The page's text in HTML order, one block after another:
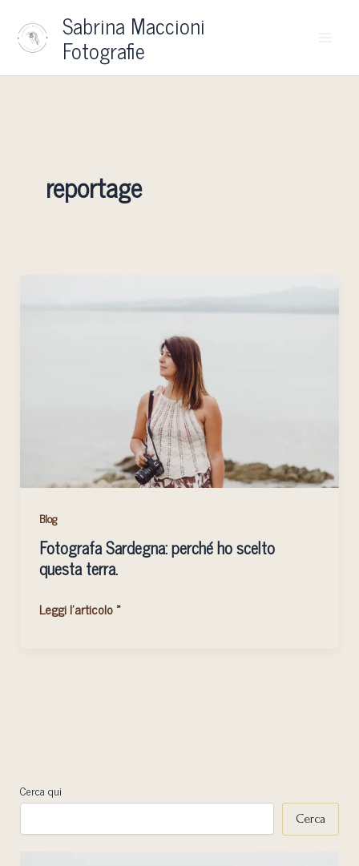
contenuto
Sabrina Maccioni
Fotografie
reportage
Blog
Fotografa Sardegna: perché ho scelto
questa terra.
Leggi l'articolo »
Cerca qui
Cerca